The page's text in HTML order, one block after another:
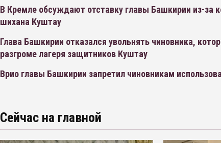
В Кремле обсуждают отставку главы Башкирии из-за
шихана Куштау
Глава Башкирии отказался увольнять чиновника,
разгроме лагеря защитников Куштау
Врио главы Башкирии запретил чиновникам
Сейчас на главной